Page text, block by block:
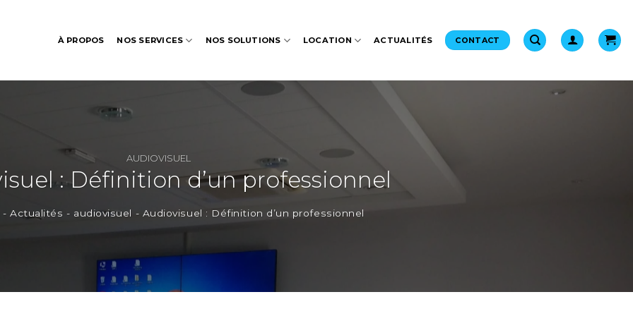
À PROPOS NOS SERVICES NOS SOLUTIONS LOCATION ACTUALITÉS CONTACT
AUDIOVISUEL
: Définition d’un professionnel
-Actualités - audiovisuel - Audiovisuel : Définition d’un professionnel